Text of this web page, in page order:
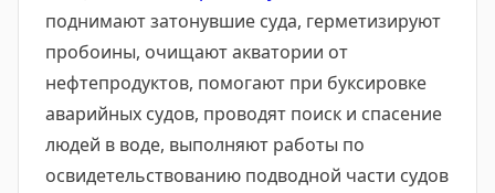
поднимают затонувшие суда, герметизируют
пробоины, очищают акватории от
нефтепродуктов, помогают при буксировке
аварийных судов, проводят поиск и спасение
людей в воде, выполняют работы по
освидетельствованию подводной части судов